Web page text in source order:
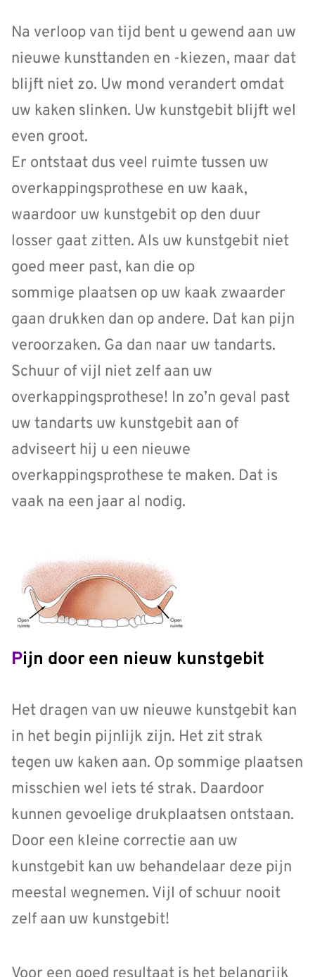
Na verloop van tijd bent u gewend aan uw
nieuwe kunsttanden en -kiezen, maar dat
blijft niet zo. Uw mond verandert omdat
uw kaken slinken. Uw kunstgebit blijft wel
even groot.
Er ontstaat dus veel ruimte tussen uw
overkappingsprothese en uw kaak,
waardoor uw kunstgebit op den duur
losser gaat zitten. Als uw kunstgebit niet
goed meer past, kan die op
sommige plaatsen op uw kaak zwaarder
gaan drukken dan op andere. Dat kan pijn
veroorzaken. Ga dan naar uw tandarts.
Schuur of vijl niet zelf aan uw
overkappingsprothese! In zo’n geval past
uw tandarts uw kunstgebit aan of
adviseert hij u een nieuwe
overkappingsprothese te maken. Dat is
vaak na een jaar al nodig.
Pijn door een nieuw kunstgebit
Het dragen van uw nieuwe kunstgebit kan
in het begin pijnlijk zijn. Het zit strak
tegen uw kaken aan. Op sommige plaatsen
misschien wel iets té strak. Daardoor
kunnen gevoelige drukplaatsen ontstaan.
Door een kleine correctie aan uw
kunstgebit kan uw behandelaar deze pijn
meestal wegnemen. Vijl of schuur nooit
zelf aan uw kunstgebit!